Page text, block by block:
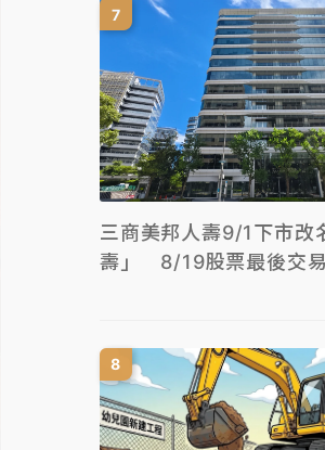
三商美邦人壽9/1下市改
壽」 8/19股票最後交